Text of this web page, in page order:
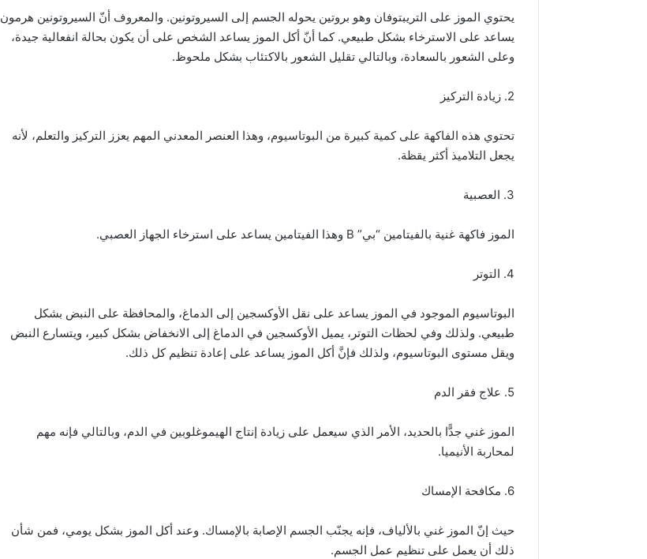
يحتوي الموز على التريبتوفان وهو بروتين يحوله الجسم إلى السيروتونين. والمعروف أنّ السيروتونين هرمون
يساعد على الاسترخاء بشكل طبيعي. كما أنّ أكل الموز يساعد الشخص على أن يكون بحالة انفعالية جيدة،
وعلى الشعور بالسعادة، وبالتالي تقليل الشعور بالاكتئاب بشكل ملحوظ.
2. زيادة التركيز
تحتوي هذه الفاكهة على كمية كبيرة من البوتاسيوم، وهذا العنصر المعدني المهم يعزز التركيز والتعلم، لأنه
يجعل التلاميذ أكثر يقظة.
3. العصبية
الموز فاكهة غنية بالفيتامين “بي” B وهذا الفيتامين يساعد على استرخاء الجهاز العصبي.
4. التوتر
البوتاسيوم الموجود في الموز يساعد على نقل الأوكسجين إلى الدماغ، والمحافظة على النبض بشكل
طبيعي. ولذلك وفي لحظات التوتر، يميل الأوكسجين في الدماغ إلى الانخفاض بشكل كبير، ويتسارع النبض
ويقل مستوى البوتاسيوم، ولذلك فإنَّ أكل الموز يساعد على إعادة تنظيم كل ذلك.
5. علاج فقر الدم
الموز غني جدًّا بالحديد، الأمر الذي سيعمل على زيادة إنتاج الهيموغلوبين في الدم، وبالتالي فإنه مهم
لمحاربة الأنيميا.
6. مكافحة الإمساك
حيث إنّ الموز غني بالألياف، فإنه يجنّب الجسم الإصابة بالإمساك. وعند أكل الموز بشكل يومي، فمن شأن
ذلك أن يعمل على تنظيم عمل الجسم.